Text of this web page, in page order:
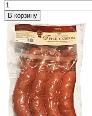
В корзину